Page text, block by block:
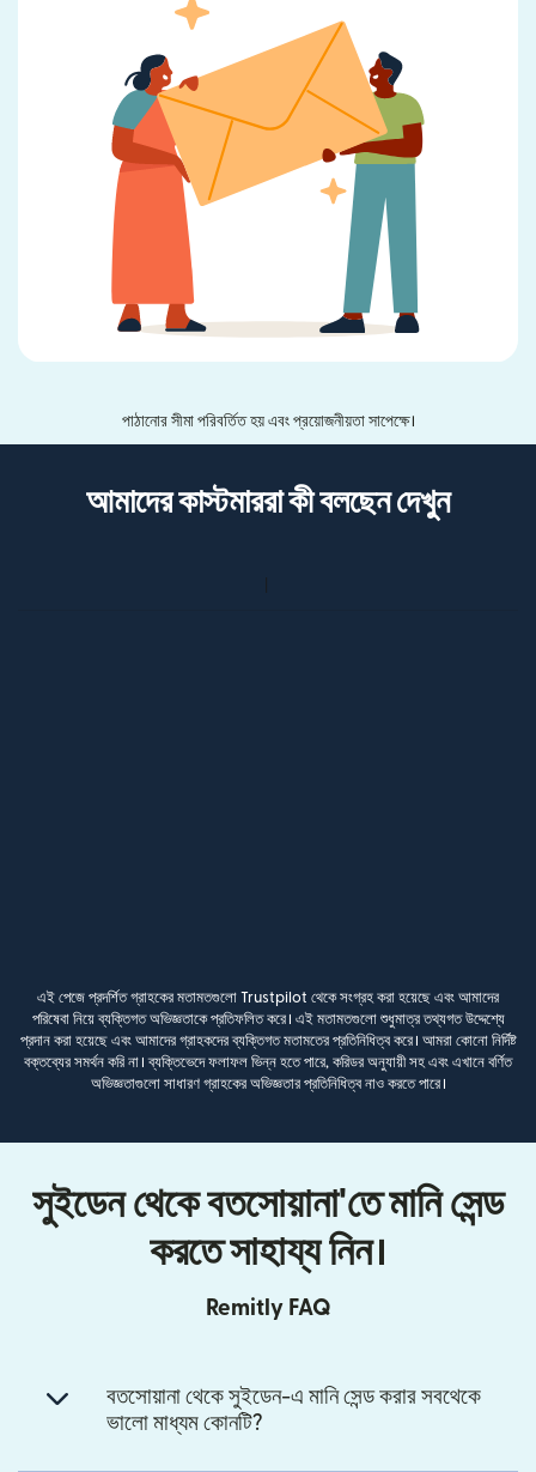
পাঠানোর সীমা পরিবর্তিত হয় এবং প্রয়োজনীয়তা সাপেক্ষে।
আমাদের কাস্টমাররা কী বলছেন দেখুন
এই পেজে প্রদর্শিত গ্রাহকের মতামতগুলো Trustpilot থেকে সংগ্রহ করা হয়েছে এবং আমাদের
পরিষেবা নিয়ে ব্যক্তিগত অভিজ্ঞতাকে প্রতিফলিত করে। এই মতামতগুলো শুধুমাত্র তথ্যগত উদ্দেশ্যে
প্রদান করা হয়েছে এবং আমাদের গ্রাহকদের ব্যক্তিগত মতামতের প্রতিনিধিত্ব করে। আমরা কোনো নির্দিষ্ট
বক্তব্যের সমর্থন করি না। ব্যক্তিভেদে ফলাফল ভিন্ন হতে পারে, করিডর অনুযায়ী সহ এবং এখানে বর্ণিত
অভিজ্ঞতাগুলো সাধারণ গ্রাহকের অভিজ্ঞতার প্রতিনিধিত্ব নাও করতে পারে।
সুইডেন থেকে বতসোয়ানা'তে মানি সেন্ড
করতে সাহায্য নিন।
Remitly FAQ
বতসোয়ানা থেকে সুইডেন-এ মানি সেন্ড করার সবথেকে
ভালো মাধ্যম কোনটি?